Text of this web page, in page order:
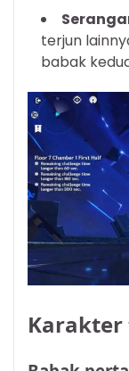
terjun
babak
Karakter